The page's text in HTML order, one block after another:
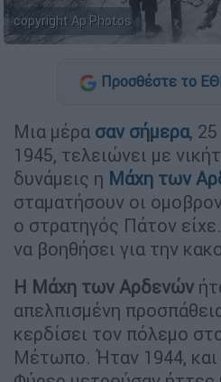
copyright Ap Photos
Προσθέστε το
Μια μέρα σαν σήμερα,
1945, τελειώνει με
δυνάμεις η Μάχη των
σταματήσουν οι
ο στρατηγός Πάτον
να βοηθήσει για την
Η Μάχη των Αρδενών
απελπισμένη
κερδίσει τον πόλεμο
Μέτωπο. Ήταν 1944, και